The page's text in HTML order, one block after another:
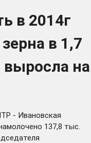
в 2014г
в 1,7
выросла на
- Ивановская
137,8 тыс.